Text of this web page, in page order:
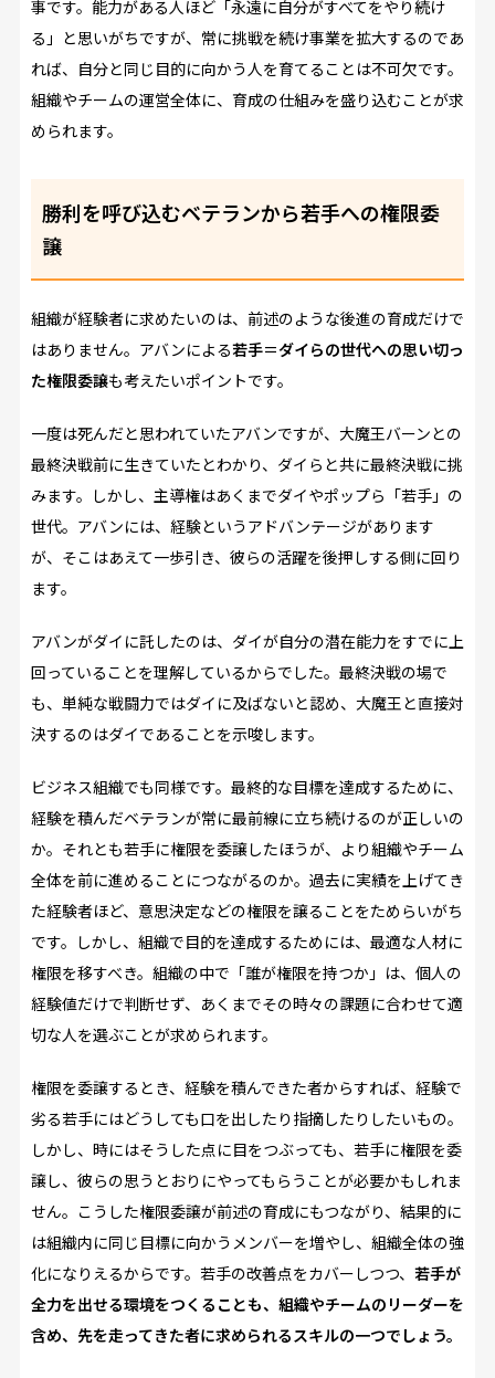
事です。能力がある人ほど「永遠に自分がすべてをやり続け
る」と思いがちですが、常に挑戦を続け事業を拡大するのであ
れば、自分と同じ目的に向かう人を育てることは不可欠です。
組織やチームの運営全体に、育成の仕組みを盛り込むことが求
められます。
勝利を呼び込むベテランから若手への権限委
譲
組織が経験者に求めたいのは、前述のような後進の育成だけで
はありません。アバンによる若手＝ダイらの世代への思い切っ
た権限委譲も考えたいポイントです。
一度は死んだと思われていたアバンですが、大魔王バーンとの
最終決戦前に生きていたとわかり、ダイらと共に最終決戦に挑
みます。しかし、主導権はあくまでダイやポップら「若手」の
世代。アバンには、経験というアドバンテージがあります
が、そこはあえて一歩引き、彼らの活躍を後押しする側に回り
ます。
アバンがダイに託したのは、ダイが自分の潜在能力をすでに上
回っていることを理解しているからでした。最終決戦の場で
も、単純な戦闘力ではダイに及ばないと認め、大魔王と直接対
決するのはダイであることを示唆します。
ビジネス組織でも同様です。最終的な目標を達成するために、
経験を積んだベテランが常に最前線に立ち続けるのが正しいの
か。それとも若手に権限を委譲したほうが、より組織やチーム
全体を前に進めることにつながるのか。過去に実績を上げてき
た経験者ほど、意思決定などの権限を譲ることをためらいがち
です。しかし、組織で目的を達成するためには、最適な人材に
権限を移すべき。組織の中で「誰が権限を持つか」は、個人の
経験値だけで判断せず、あくまでその時々の課題に合わせて適
切な人を選ぶことが求められます。
権限を委譲するとき、経験を積んできた者からすれば、経験で
劣る若手にはどうしても口を出したり指摘したりしたいもの。
しかし、時にはそうした点に目をつぶっても、若手に権限を委
譲し、彼らの思うとおりにやってもらうことが必要かもしれま
せん。こうした権限委譲が前述の育成にもつながり、結果的に
は組織内に同じ目標に向かうメンバーを増やし、組織全体の強
化になりえるからです。若手の改善点をカバーしつつ、 若手が
全力を出せる環境をつくることも、組織やチームのリーダーを
含め、先を走ってきた者に求められるスキルの一つでしょう。